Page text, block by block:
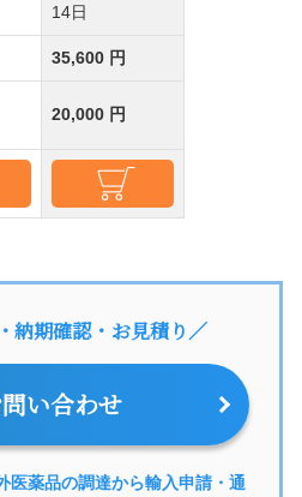
14日
35,600 円
20,000 円
納期確認・お見積り／
い合わせ
医薬品の調達から輸入申請・通